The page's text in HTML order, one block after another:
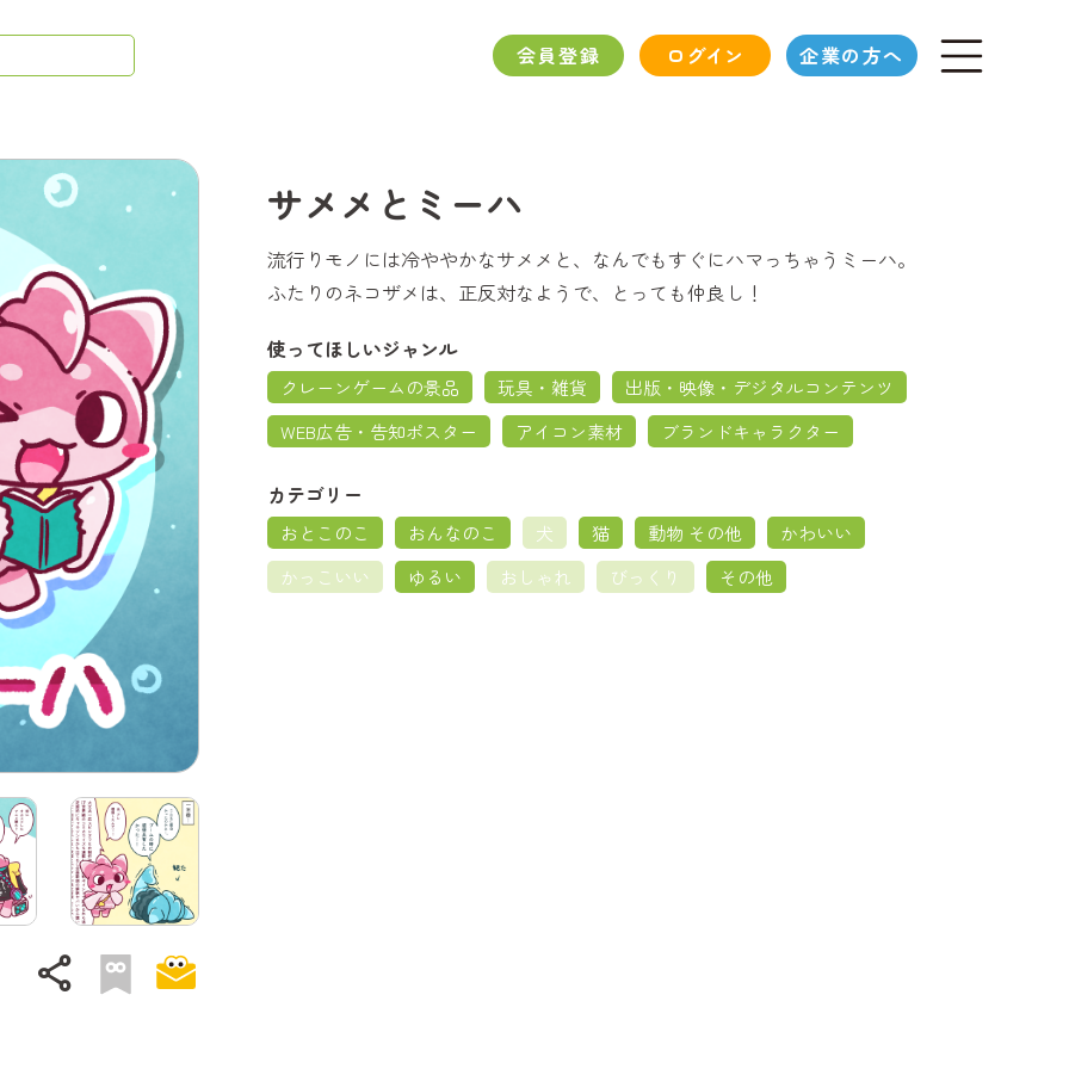
会員登録 ログイン 企業の方へ
share
サメメとミーハ
流行りモノには冷ややかなサメメと、なんでもすぐにハマっちゃうミーハ。
ふたりのネコザメは、正反対なようで、とっても仲良し！
使ってほしいジャンル
クレーンゲームの景品 玩具・雑貨
出版・映像・デジタルコンテンツ
WEB広告・告知ポスター
アイコン素材 ブランドキャラクター
カテゴリー
おとこのこ おんなのこ 犬 猫 動物 その他
かわいい
かっこいい
ゆるい おしゃれ びっくり その他